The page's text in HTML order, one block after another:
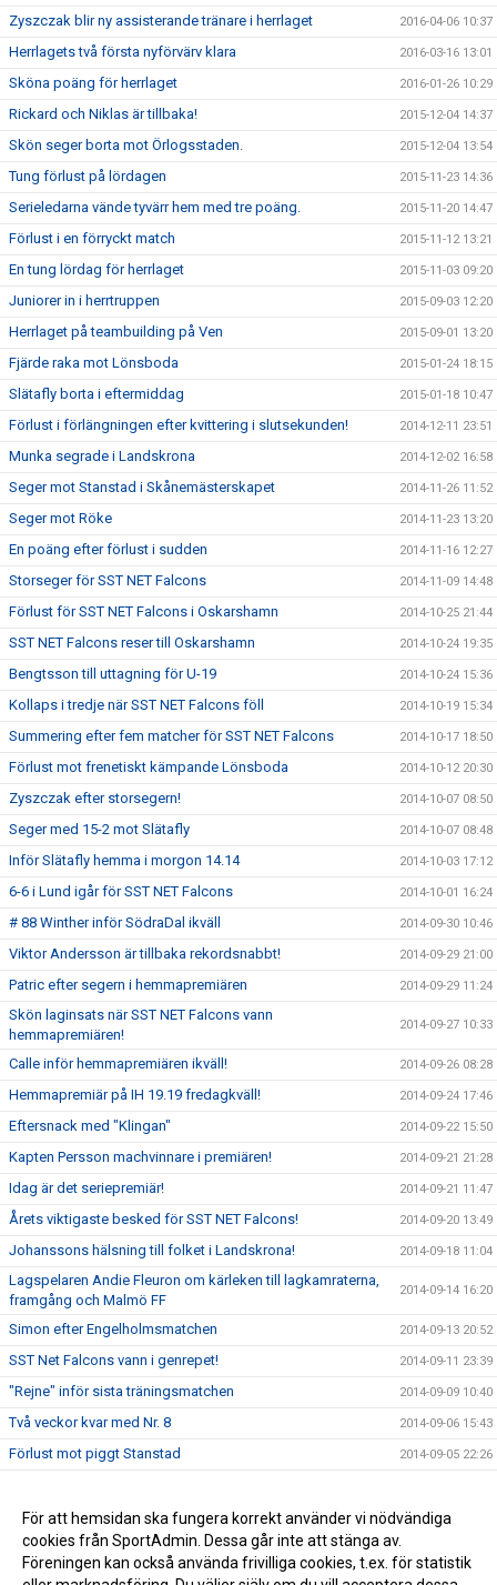
Zyszczak blir ny assisterande tränare i herrlaget 2016-04-06 10:37
Herrlagets två första nyförvärv klara 2016-03-16 13:01
Sköna poäng för herrlaget 2016-01-26 10:29
Rickard och Niklas är tillbaka! 2015-12-04 14:37
Skön seger borta mot Örlogsstaden. 2015-12-04 13:54
Tung förlust på lördagen 2015-11-23 14:36
Serieledarna vände tyvärr hem med tre poäng. 2015-11-20 14:47
Förlust i en förryckt match 2015-11-12 13:21
En tung lördag för herrlaget 2015-11-03 09:20
Juniorer in i herrtruppen 2015-09-03 12:20
Herrlaget på teambuilding på Ven 2015-09-01 13:20
Fjärde raka mot Lönsboda 2015-01-24 18:15
Slätafly borta i eftermiddag 2015-01-18 10:47
Förlust i förlängningen efter kvittering i slutsekunden! 2014-12-11 23:51
Munka segrade i Landskrona 2014-12-02 16:58
Seger mot Stanstad i Skånemästerskapet 2014-11-26 11:52
Seger mot Röke 2014-11-23 13:20
En poäng efter förlust i sudden 2014-11-16 12:27
Storseger för SST NET Falcons 2014-11-09 14:48
Förlust för SST NET Falcons i Oskarshamn 2014-10-25 21:44
SST NET Falcons reser till Oskarshamn 2014-10-24 19:35
Bengtsson till uttagning för U-19 2014-10-24 15:36
Kollaps i tredje när SST NET Falcons föll 2014-10-19 15:34
Summering efter fem matcher för SST NET Falcons 2014-10-17 18:50
Förlust mot frenetiskt kämpande Lönsboda 2014-10-12 20:30
Zyszczak efter storsegern! 2014-10-07 08:50
Seger med 15-2 mot Slätafly 2014-10-07 08:48
Inför Slätafly hemma i morgon 14.14 2014-10-03 17:12
6-6 i Lund igår för SST NET Falcons 2014-10-01 16:24
# 88 Winther inför SödraDal ikväll 2014-09-30 10:46
Viktor Andersson är tillbaka rekordsnabbt! 2014-09-29 21:00
Patric efter segern i hemmapremiären 2014-09-29 11:24
Skön laginsats när SST NET Falcons vann
hemmapremiären!
2014-09-27 10:33
Calle inför hemmapremiären ikväll! 2014-09-26 08:28
Hemmapremiär på IH 19.19 fredagkväll! 2014-09-24 17:46
Eftersnack med "Klingan" 2014-09-22 15:50
Kapten Persson machvinnare i premiären! 2014-09-21 21:28
Idag är det seriepremiär! 2014-09-21 11:47
Årets viktigaste besked för SST NET Falcons! 2014-09-20 13:49
Johanssons hälsning till folket i Landskrona! 2014-09-18 11:04
Lagspelaren Andie Fleuron om kärleken till lagkamraterna,
framgång och Malmö FF
2014-09-14 16:20
Simon efter Engelholmsmatchen 2014-09-13 20:52
SST Net Falcons vann i genrepet! 2014-09-11 23:39
"Rejne" inför sista träningsmatchen 2014-09-09 10:40
Två veckor kvar med Nr. 8 2014-09-06 15:43
Förlust mot piggt Stanstad 2014-09-05 22:26
Persson och Lind nya kaptener 2014-08-24 21:38
Herrarna till Mullsjö 2014-08-22 11:17
För att hemsidan ska fungera korrekt använder vi nödvändiga
cookies från SportAdmin. Dessa går inte att stänga av.
Föreningen kan också använda frivilliga cookies, t.ex. för statistik